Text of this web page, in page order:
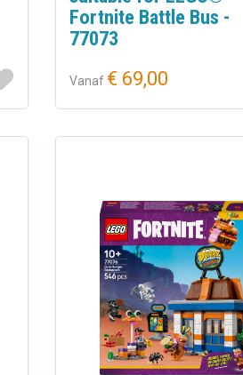
Fortnite Battle Bus -
77073
Vanaf € 69,00